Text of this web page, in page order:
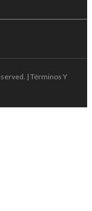
| Términos Y